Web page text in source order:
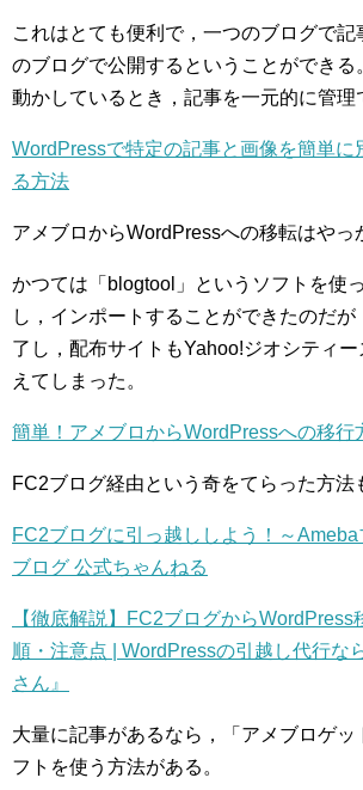
これはとても便利で，一つのブログで記
のブログで公開するということができる
動かしているとき，記事を一元的に管理
WordPressで特定の記事と画像を簡単に
る方法
アメブロからWordPressへの移転はやっ
かつては「blogtool」というソフトを使
し，インポートすることができたのだ
了し，配布サイトもYahoo!ジオシティ
えてしまった。
簡単！アメブロからWordPressへの移行
FC2ブログ経由という奇をてらった方法
FC2ブログに引っ越ししよう！～
ブログ 公式ちゃんねる
【徹底解説】FC2ブログからWordPress
順・注意点 | WordPressの引越し代行な
さん』
大量に記事があるなら，「アメブロゲッ
フトを使う方法がある。